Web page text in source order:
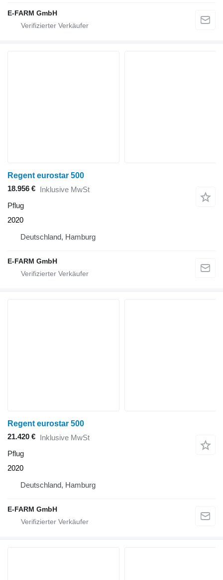
E-FARM GmbH
Regent eurostar 500
18.956 € Inklusive MwSt
Pflug
2020
Deutschland, Hamburg
E-FARM GmbH
Regent eurostar 500
21.420 € Inklusive MwSt
Pflug
2020
Deutschland, Hamburg
E-FARM GmbH